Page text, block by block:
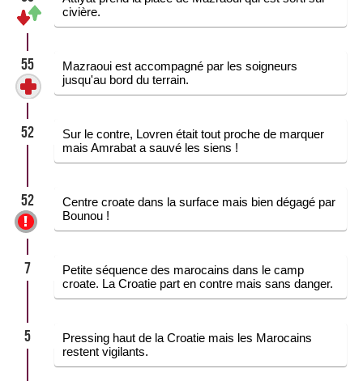
civière.
55
Mazraoui est accompagné par les soigneurs
jusqu'au bord du terrain.
52
Sur le contre, Lovren était tout proche de marquer
mais Amrabat a sauvé les siens !
52
Centre croate dans la surface mais bien dégagé par
Bounou !
7
Petite séquence des marocains dans le camp
croate. La Croatie part en contre mais sans danger.
5
Pressing haut de la Croatie mais les Marocains
restent vigilants.